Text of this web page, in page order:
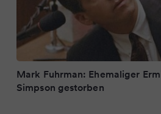
Mark Fuhrman: Ehemaliger
Simpson gestorben